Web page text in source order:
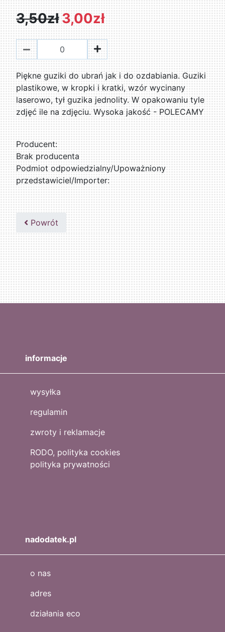
3,50zł 3,00zł
Piękne guziki do ubrań jak i do ozdabiania. Guziki
plastikowe, w kropki i kratki, wzór wycinany
laserowo, tył guzika jednolity. W opakowaniu tyle
zdjęć ile na zdjęciu. Wysoka jakość - POLECAMY
Producent:
Brak producenta
Podmiot odpowiedzialny/Upoważniony
przedstawiciel/Importer:
Powrót
informacje
wysyłka
regulamin
zwroty i reklamacje
RODO, polityka cookies
polityka prywatności
nadodatek.pl
o nas
adres
działania eco